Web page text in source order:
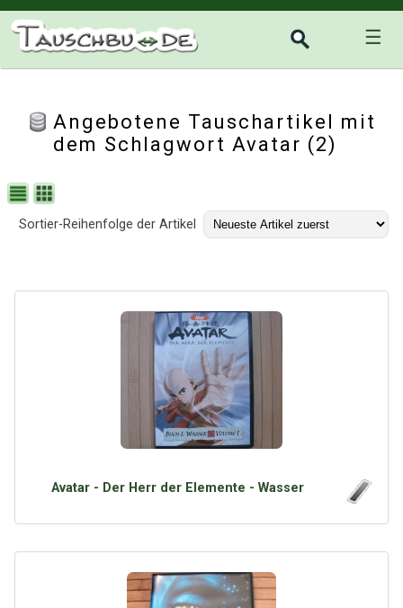
☰
Angebotene Tauschartikel mit
dem Schlagwort Avatar (2)
Sortier-Reihenfolge der Artikel
Avatar - Der Herr der Elemente - Wasser